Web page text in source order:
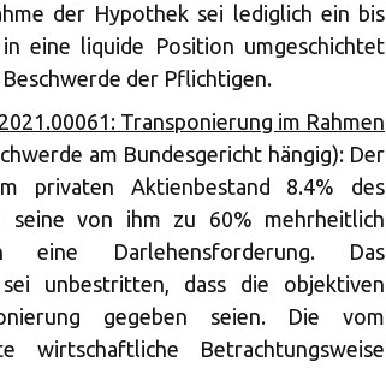
der Hypothek sei lediglich ein bis
eine liquide Position umgeschichtet
der Pflichtigen.
Transponierung im Rahmen
am Bundesgericht hängig): Der
privaten Aktienbestand 8.4% des
von ihm zu 60% mehrheitlich
eine Darlehensforderung. Das
unbestritten, dass die objektiven
gegeben seien. Die vom
wirtschaftliche Betrachtungsweise